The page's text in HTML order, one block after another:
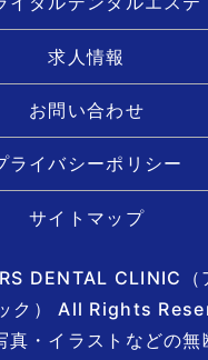
求人情報
お問い合わせ
ライバシーポリシー
サイトマップ
DENTAL CLINIC（
ク） All Rights
真・イラストなどの